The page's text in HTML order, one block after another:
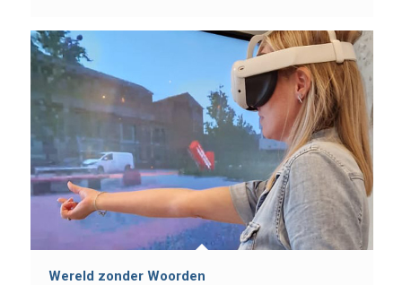
Wereld zonder Woorden